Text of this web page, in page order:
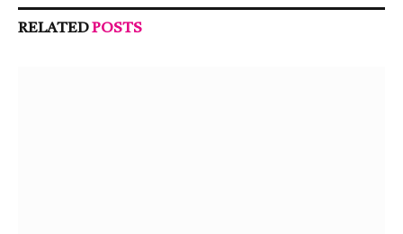
RELATEDPOSTS